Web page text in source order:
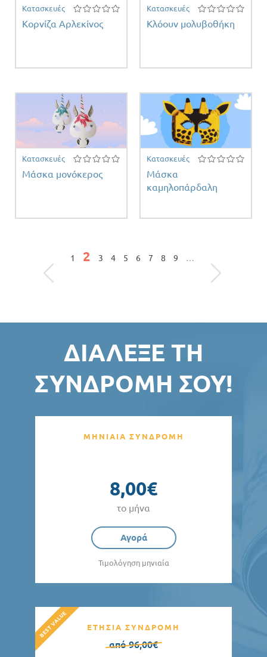
Κατασκευές
Κορνίζα Αρλεκίνος
Κατασκευές
Κλόουν μολυβοθήκη
Κατασκευές
Μάσκα μονόκερος
Κατασκευές
Μάσκα
καμηλοπάρδαλη
1 2 3 4 5 6 7 8 9 …
ΔΙΆΛΕΞΕ ΤΗ
ΣΥΝΔΡΟΜΉ ΣΟΥ!
ΜΗΝΙΑΙΑ ΣΥΝΔΡΟΜΗ
8,00€
το μήνα
Αγορά
Τιμολόγηση μηνιαία
ΕΤΗΣΙΑ ΣΥΝΔΡΟΜΗ
από 96,00€